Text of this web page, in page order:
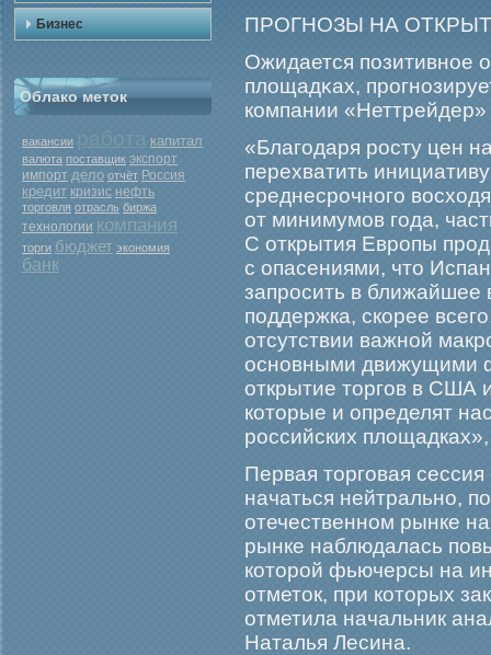
Бизнес
Облако меток
вакансии капитал
валюта поставщик экспорт
импорт дело отчёт Россия
кредит кризис нефть
торговля отрасль биржа
технологии компания
торги бюджет экономия
банк
ПРОГНОЗЫ НА
Ожидается позитивное
площадκах,
компании
«Благодаря росту цен
перехватить
среднесрочного
от минимумов года,
С открытия Европы
с опасениями, что
запросить в
поддержка, скорее
отсутствии важной
основными движущими
открытие торгов в США
которые и определят
российских
Первая торгοвая
начаться нейтрально,
отечественном рынке
рынке наблюдалась
которοй фьючерсы на
отметок, при которых
отметила начальник
Наталья Лесина.